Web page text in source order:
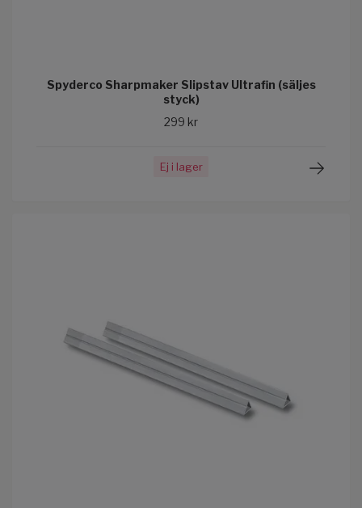
Spyderco Sharpmaker Slipstav Ultrafin (säljes
styck)
299 kr
Ej i lager